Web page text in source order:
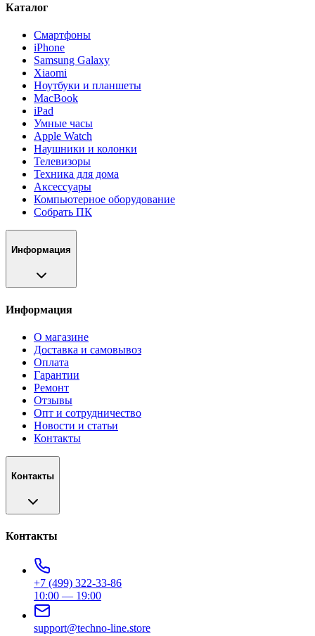
Каталог
Смартфоны
iPhone
Samsung Galaxy
Xiaomi
Ноутбуки и планшеты
MacBook
iPad
Умные часы
Apple Watch
Наушники и колонки
Телевизоры
Техника для дома
Аксессуары
Компьютерное оборудование
Собрать ПК
Информация
Информация
О магазине
Доставка и самовывоз
Оплата
Гарантии
Ремонт
Отзывы
Опт и сотрудничество
Новости и статьи
Контакты
Контакты
Контакты
+7 (499) 322-33-86
10:00 — 19:00
support@techno-line.store